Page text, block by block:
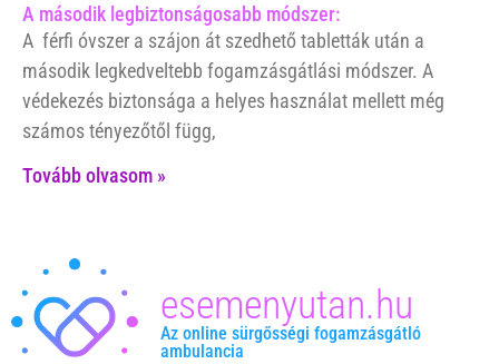
A második legbiztonságosabb módszer:
A férfi óvszer a szájon át szedhető tabletták után a
második legkedveltebb fogamzásgátlási módszer. A
védekezés biztonsága a helyes használat mellett még
számos tényezőtől függ,
Tovább olvasom »
esemenyutan.hu
Az online sürgősségi fogamzásgátló
ambulancia